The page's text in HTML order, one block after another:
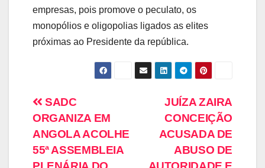
empresas, pois promove o peculato, os
monopólios e oligopolias ligados as elites
próximas ao Presidente da república.
JUÍZA ZAIRA
CONCEIÇÃO
ACUSADA DE
ABUSO DE
SADC
ORGANIZA EM
ANGOLA ACOLHE
55ª ASSEMBLEIA